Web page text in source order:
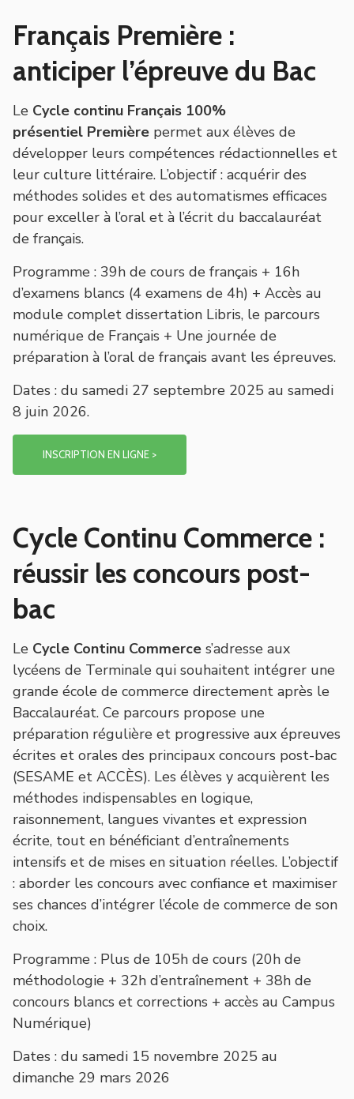
Français Première :
anticiper l’épreuve du Bac
Le Cycle continu Français 100%
présentiel Première permet aux élèves de
développer leurs compétences rédactionnelles et
leur culture littéraire. L’objectif : acquérir des
méthodes solides et des automatismes efficaces
pour exceller à l’oral et à l’écrit du baccalauréat
de français.
Programme : 39h de cours de français + 16h
d’examens blancs (4 examens de 4h) + Accès au
module complet dissertation Libris, le parcours
numérique de Français + Une journée de
préparation à l’oral de français avant les épreuves.
Dates : du samedi 27 septembre 2025 au samedi
8 juin 2026.
INSCRIPTION EN LIGNE >
Cycle Continu Commerce :
réussir les concours post-
bac
Le Cycle Continu Commerce s’adresse aux
lycéens de Terminale qui souhaitent intégrer une
grande école de commerce directement après le
Baccalauréat. Ce parcours propose une
préparation régulière et progressive aux épreuves
écrites et orales des principaux concours post-bac
(SESAME et ACCÈS). Les élèves y acquièrent les
méthodes indispensables en logique,
raisonnement, langues vivantes et expression
écrite, tout en bénéficiant d’entraînements
intensifs et de mises en situation réelles. L’objectif
: aborder les concours avec confiance et maximiser
ses chances d’intégrer l’école de commerce de son
choix.
Programme : Plus de 105h de cours (20h de
méthodologie + 32h d’entraînement + 38h de
concours blancs et corrections + accès au Campus
Numérique)
Dates : du samedi 15 novembre 2025 au
dimanche 29 mars 2026